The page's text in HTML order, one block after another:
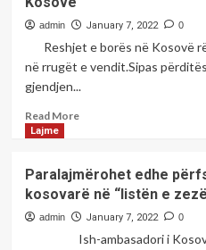
bashkohemi
admin January 7, 2022 0
Reshjet e borës në Kosovë
në rrugët e vendit.Sipas
gjendjen...
Read MoreRead
e
borës:
Kjo
është
Lajme
Paralajmërohet edhe
kosovarë në “listën e
admin January 7, 2022 0
Ish-ambasadori i Kosovës